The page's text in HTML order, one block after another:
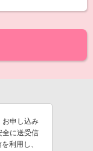
お申し込み
全に送受信
利用し、